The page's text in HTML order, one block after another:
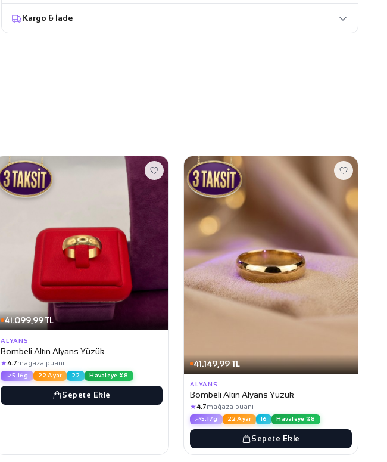
Kargo & İade
41.099,99 TL
ALYANS
Bombeli Altın Alyans Yüzük
★4.7mağaza puanı
5.16g 22 Ayar 22 Havaleye %8
Sepete Ekle
41.149,99 TL
ALYANS
Bombeli Altın Alyans Yüzük
★4.7mağaza puanı
5.17g 22 Ayar 16 Havaleye %8
Sepete Ekle